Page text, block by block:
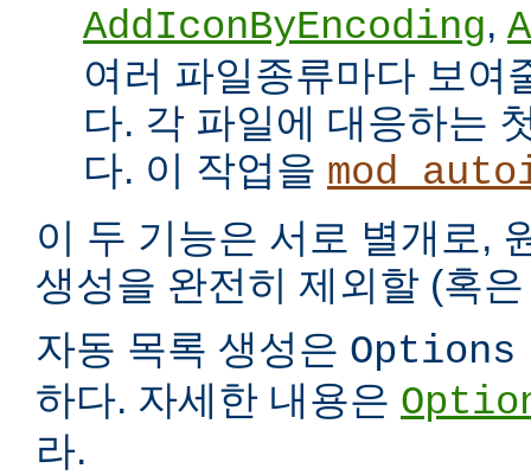
AddIconByEncoding,
여러 파일종류마다 보여
다. 각 파일에 대응하는
다. 이 작업을
이 두 기능은 서로 별개로,
생성을 완전히 제외할 (혹
자동 목록 생성은 Options
하다. 자세한 내용은
라.